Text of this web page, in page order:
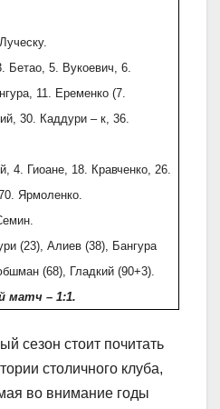
Бетао, 5. Вукоевич, 6.
11. Еременко (7.
30. Каддури – к, 36.
4. Гиоане, 18. Кравченко, 26.
Ярмоленко.
(23), Алиев (38), Бангура
(68), Гладкий (90+3).
матч – 1:1.
сезон стоит почитать
столичного клуба,
во внимание годы